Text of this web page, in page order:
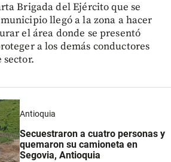
Brigada del Ejército que se
llegó a la zona a hacer
el área donde se presentó
a los demás conductores
sector.
Antioquia
Secuestraron a cuatro personas y
quemaron su camioneta en
Segovia, Antioquia